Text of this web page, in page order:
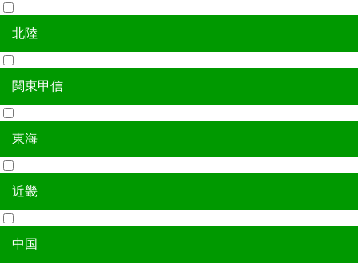
青森県
岩手県
宮城県
秋田県
山形県
福島県
北陸
新潟県
富山県
石川県
福井県
関東甲信
茨城県
栃木県
群馬県
埼玉県
千葉県
東京都
神奈川県
山梨県
長野県
東海
岐阜県
静岡県
愛知県
三重県
近畿
滋賀県
京都府
大阪府
兵庫県
奈良県
和歌山県
中国